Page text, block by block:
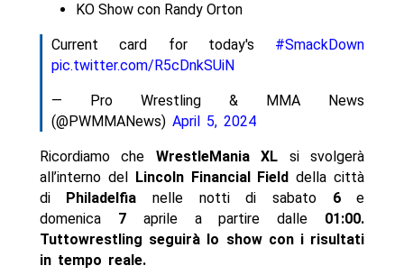
KO Show con Randy Orton
Current card for today's #SmackDown
pic.twitter.com/R5cDnkSUiN
— Pro Wrestling & MMA News
(@PWMMANews) April 5, 2024
Ricordiamo che WrestleMania XL si svolgerà
all’interno del
Lincoln Financial Field della città
di
Philadelfia nelle notti di sabato 6e
domenica 7aprile a partire dalle 01:00.
Tuttowrestling seguirà lo show con i risultati
in tempo reale.